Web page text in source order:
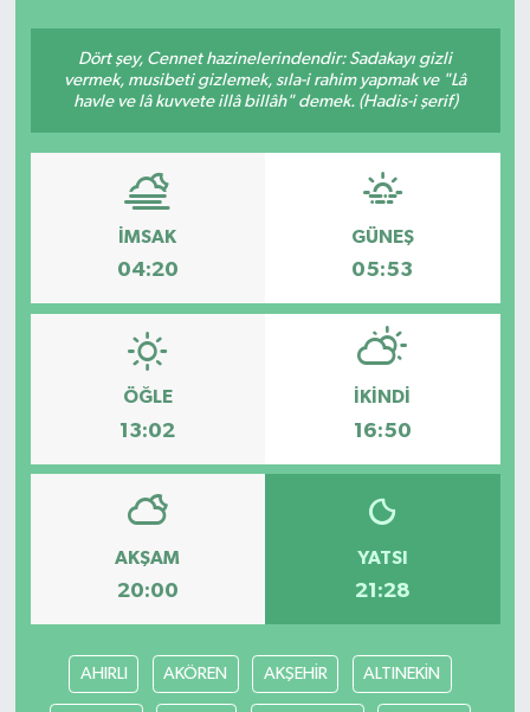
Dört şey, Cennet hazinelerindendir: Sadakayı gizli
vermek, musibeti gizlemek, sıla-i rahim yapmak ve "Lâ
havle ve lâ kuvvete illâ billâh" demek. (Hadis-i şerif)
İMSAK
04:20
GÜNEŞ
05:53
ÖĞLE
13:02
İKINDI
16:50
AKŞAM
20:00
YATSI
21:28
AHIRLI AKÖREN AKŞEHİR ALTINEKİN
Spor
Türkiye